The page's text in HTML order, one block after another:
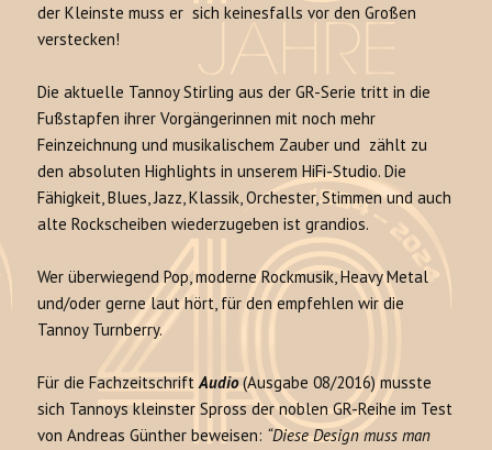
der Kleinste muss er sich keinesfalls vor den Großen
verstecken!
Die aktuelle Tannoy Stirling aus der GR-Serie tritt in die
Fußstapfen ihrer Vorgängerinnen mit noch mehr
Feinzeichnung und musikalischem Zauber und zählt zu
den absoluten Highlights in unserem HiFi-Studio. Die
Fähigkeit, Blues, Jazz, Klassik, Orchester, Stimmen und auch
alte Rockscheiben wiederzugeben ist grandios.
Wer überwiegend Pop, moderne Rockmusik, Heavy Metal
und/oder gerne laut hört, für den empfehlen wir die
Tannoy Turnberry.
Für die FachzeitschriftAudio(Ausgabe 08/2016) musste
sich Tannoys kleinster Spross der noblen GR-Reihe im Test
von Andreas Günther beweisen: “Diese Design muss man